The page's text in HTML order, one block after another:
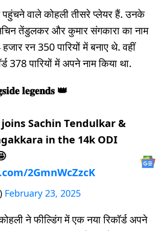
वाले कोहली तीसरे प्लेयर हैं. उनके
तेंडुलकर और कुमार संगकारा का नाम
रन 350 पारियों में बनाए थे. वहीं
378 पारियों में अपने नाम किया था.
𝐥𝐞𝐠𝐞𝐧𝐝𝐬 👑
Sachin Tendulkar &
in the 14k ODI
2GmnWcZzcK
February 23, 2025
ने फील्डिंग में एक नया रिकॉर्ड अपने